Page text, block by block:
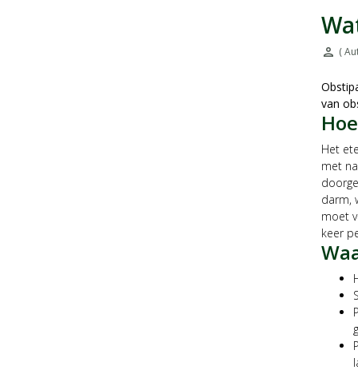
person
Door:
(
van
Het
met
darm,
moet
keer